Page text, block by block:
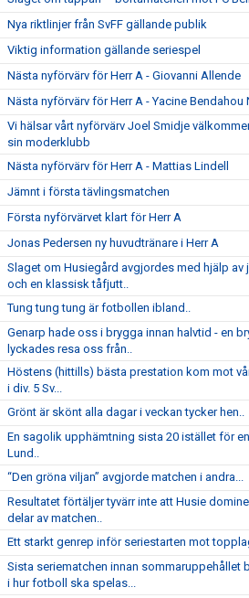
Nya riktlinjer från SvFF gällande publik
Viktig information gällande seriespel
Nästa nyförvärv för Herr A - Giovanni Allende
Nästa nyförvärv för Herr A - Yacine Bendahou
Vi hälsar vårt nyförvärv Joel Smidje
sin moderklubb
Nästa nyförvärv för Herr A - Mattias Lindell
Jämnt i första tävlingsmatchen
Första nyförvärvet klart för Herr A
Jonas Pedersen ny huvudtränare i Herr A
Slaget om Husiegård avgjordes med hjälp av
och en klassisk tåfjutt..
Tung tung tung är fotbollen ibland..
Genarp hade oss i brygga innan halvtid - en
lyckades resa oss från..
Höstens (hittills) bästa prestation kom mot
i div. 5 Sv...
Grönt är skönt alla dagar i veckan tycker hen..
En sagolik upphämtning sista 20 istället för
Lund..
“Den gröna viljan” avgjorde matchen i andra...
Resultatet förtäljer tyvärr inte att Husie
delar av matchen..
Ett starkt genrep inför seriestarten mot topplag
Sista seriematchen innan sommaruppehållet
i hur fotboll ska spelas...